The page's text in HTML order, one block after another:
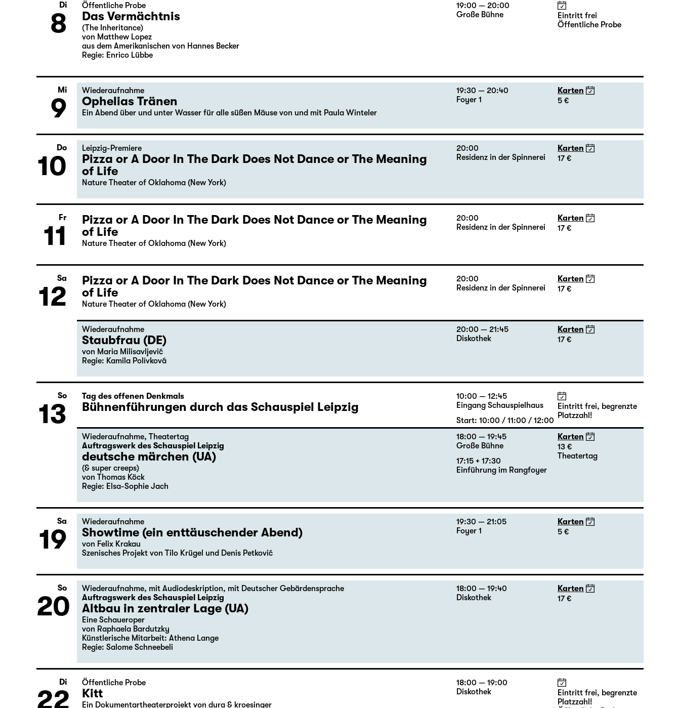
Di
8
Eintritt frei
Öffentliche Probe
19:00 — 20:00
Große Bühne
Öffentliche Probe
Das Vermächtnis
(The Inheritance)
von Matthew Lopez
aus dem Amerikanischen von Hannes Becker
Regie: Enrico Lübbe
Mi
9
Karten
5 €
19:30 — 20:40
Foyer 1
Wiederaufnahme
Ophelias Tränen
Ein Abend über und unter Wasser für alle süßen Mäuse von und mit Paula Winteler
Do
10
Karten
17 €
20:00
Residenz in der Spinnerei
Leipzig-Premiere
Pizza or A Door In The Dark Does Not Dance or The Meaning
of Life
Nature Theater of Oklahoma (New York)
Fr
11
Karten
17 €
20:00
Residenz in der Spinnerei
Pizza or A Door In The Dark Does Not Dance or The Meaning
of Life
Nature Theater of Oklahoma (New York)
Sa
12
Karten
17 €
20:00
Residenz in der Spinnerei
Pizza or A Door In The Dark Does Not Dance or The Meaning
of Life
Nature Theater of Oklahoma (New York)
Karten
17 €
20:00 — 21:45
Diskothek
Wiederaufnahme
Staubfrau (DE)
von Maria Milisavljević
Regie: Kamila Polívková
So
13
Eintritt frei, begrenzte
Platzzahl!
10:00 — 12:45
Eingang Schauspielhaus
Start: 10:00 / 11:00 / 12:00
Tag des offenen Denkmals
Bühnenführungen durch das Schauspiel Leipzig
Karten
13 €
Theatertag
18:00 — 19:45
Große Bühne
17:15 + 17:30
Einführung im Rangfoyer
Wiederaufnahme, Theatertag
Auftragswerk des Schauspiel Leipzig
deutsche märchen (UA)
(& super creeps)
von Thomas Köck
Regie: Elsa-Sophie Jach
Sa
19
Karten
5 €
19:30 — 21:05
Foyer 1
Wiederaufnahme
Showtime (ein enttäuschender Abend)
von Felix Krakau
Szenisches Projekt von Tilo Krügel und Denis Petković
So
20
Karten
17 €
18:00 — 19:40
Diskothek
Wiederaufnahme, mit Audiodeskription, mit Deutscher Gebärdensprache
Auftragswerk des Schauspiel Leipzig
Altbau in zentraler Lage (UA)
Eine Schaueroper
von Raphaela Bardutzky
Künstlerische Mitarbeit: Athena Lange
Regie: Salome Schneebeli
Di
22
Eintritt frei, begrenzte
Platzzahl!
18:00 — 19:00
Diskothek
Öffentliche Probe
Kitt
Ein Dokumentartheaterprojekt von dura & kroesinger